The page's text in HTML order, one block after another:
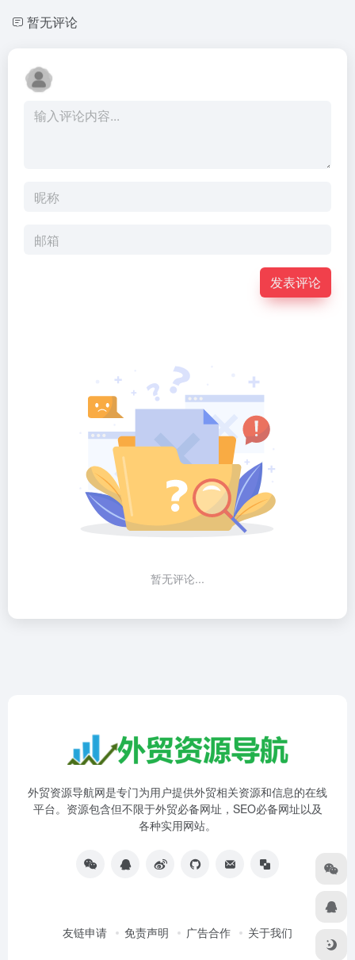
暂无评论
发表评论
暂无评论...
外贸资源导航网是专门为用户提供外贸相关资源和信息的在线
平台。资源包含但不限于外贸必备网址，SEO必备网址以及
各种实用网站。
友链申请 免责声明 广告合作 关于我们